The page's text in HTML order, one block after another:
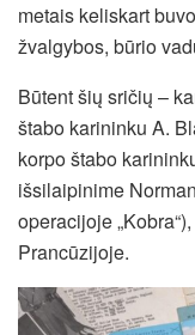
metais keliskart
žvalgybos, būrio
Būtent šių sričių –
štabo karininku A.
korpo štabo
išsilaipinime
operacijoje
Prancūzijoje.